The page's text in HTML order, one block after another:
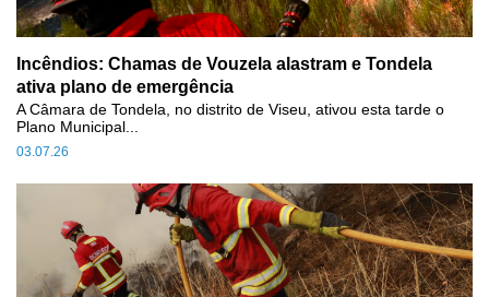
Incêndios: Chamas de Vouzela alastram e Tondela
ativa plano de emergência
03.07.26
A Câmara de Tondela, no distrito de Viseu, ativou esta tarde o
Plano Municipal...